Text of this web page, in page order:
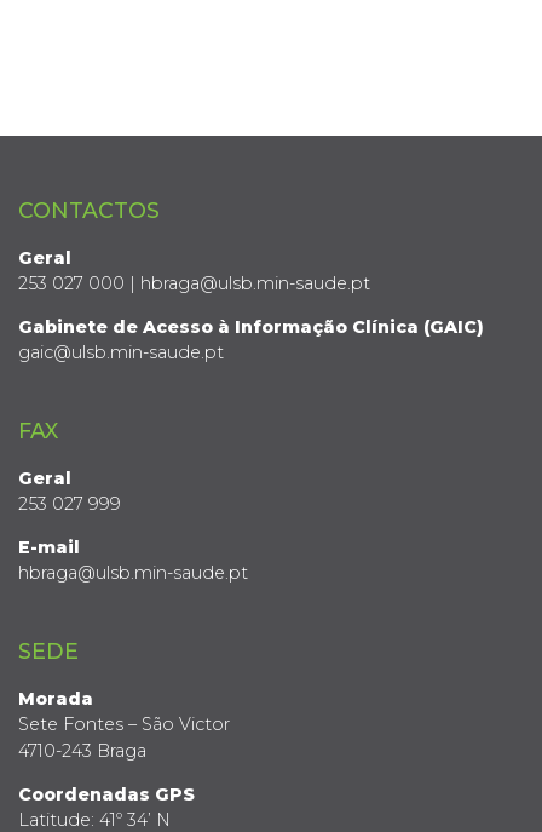
CONTACTOS
Geral
253 027 000 | hbraga@ulsb.min-saude.pt
Gabinete de Acesso à Informação Clínica (GAIC)
gaic@ulsb.min-saude.pt
FAX
Geral
253 027 999
E-mail
hbraga@ulsb.min-saude.pt
SEDE
Morada
Sete Fontes – São Victor
4710-243 Braga
Coordenadas GPS
Latitude: 41º 34’ N